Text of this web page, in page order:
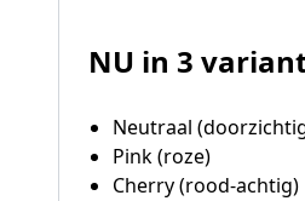
NU in 3
Neutraal
Pink (roze)
Cherry (rood-achtig)